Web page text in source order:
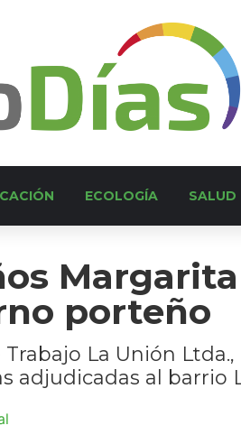
ECOLOGÍA SALUD
porteño
Trabajo La Unión
adjudicadas al barrio